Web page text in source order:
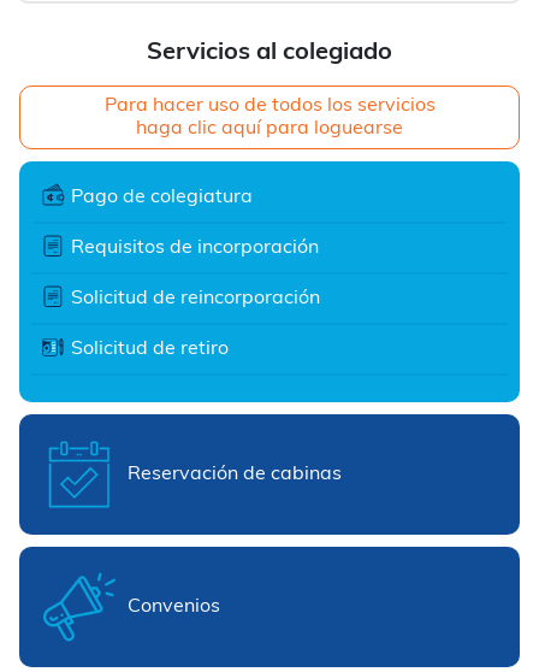
Servicios al colegiado
Para hacer uso de todos los servicios
haga clic aquí para loguearse
Pago de colegiatura
Requisitos de incorporación
Solicitud de reincorporación
Solicitud de retiro
Reservación de cabinas
Convenios